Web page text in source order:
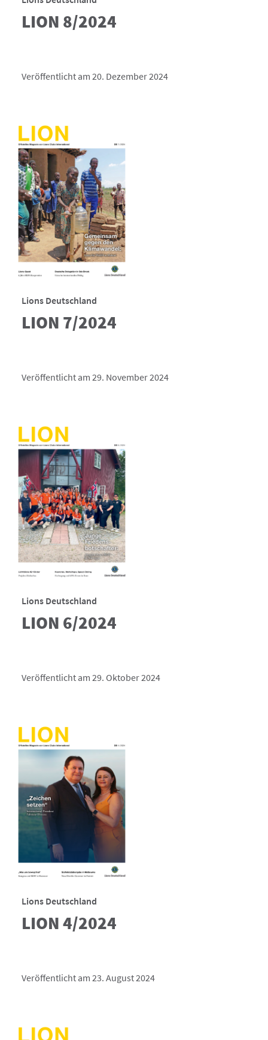
LION 8/2024
Veröffentlicht am 20. Dezember 2024
Lions Deutschland
LION 7/2024
Veröffentlicht am 29. November 2024
Lions Deutschland
LION 6/2024
Veröffentlicht am 29. Oktober 2024
Lions Deutschland
LION 4/2024
Veröffentlicht am 23. August 2024